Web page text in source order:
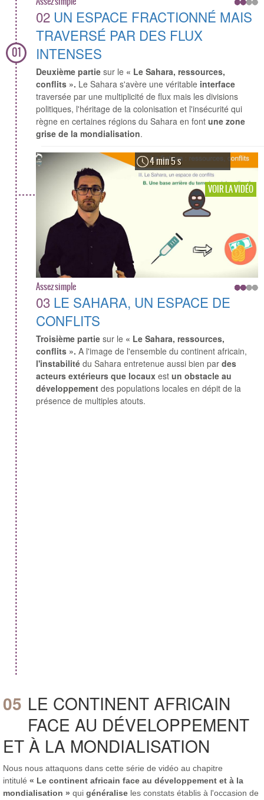
01
02 UN ESPACE FRACTIONNÉ MAIS
TRAVERSÉ PAR DES FLUX
INTENSES
Deuxième partie sur le « Le Sahara, ressources,
conflits ». Le Sahara s'avère une véritable interface
traversée par une multiplicité de flux mais les divisions
politiques, l'héritage de la colonisation et l'insécurité qui
règne en certaines régions du Sahara en fontune zone
grise de la mondialisation.
4 min 5 s
VOIR LA VIDÉO
Assez simple
03 LE SAHARA, UN ESPACE DE
CONFLITS
Troisième partie sur le « Le Sahara, ressources,
conflits ». A l'image de l'ensemble du continent africain,
l'instabilité du Sahara entretenue aussi bien pardes
acteurs extérieurs que locaux estun obstacle au
développement des populations locales en dépit de la
présence de multiples atouts.
05 LE CONTINENT AFRICAIN
FACE AU DÉVELOPPEMENT
ET À LA MONDIALISATION
Nous nous attaquons dans cette série de vidéo au chapitre
intitulé « Le continent africain face au développement et à la
mondialisation » qui généralise les constats établis à l'occasion de